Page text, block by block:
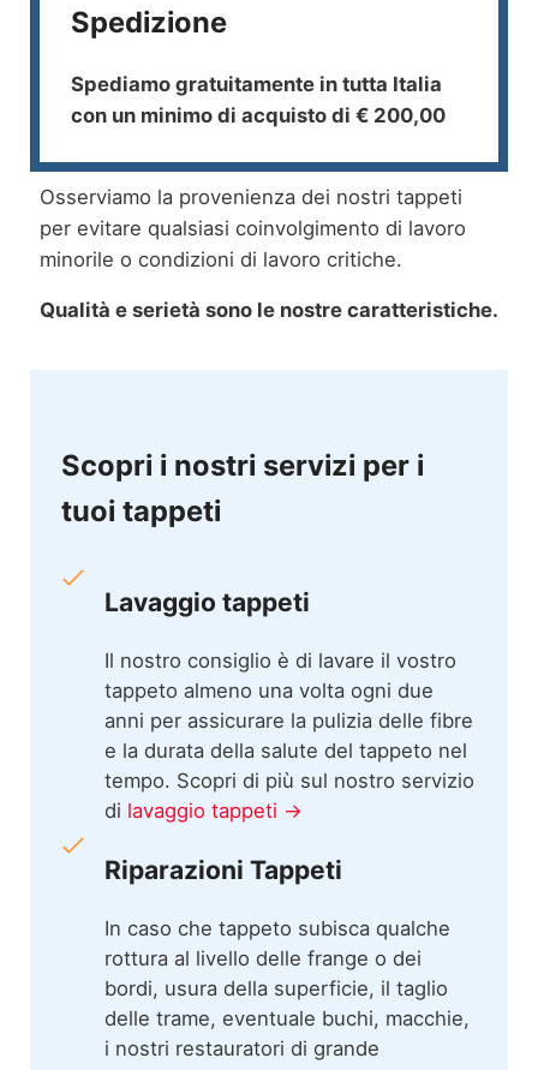
Spedizione
Spediamo gratuitamente in tutta Italia
con un minimo di acquisto di € 200,00
Osserviamo la provenienza dei nostri tappeti
per evitare qualsiasi coinvolgimento di lavoro
minorile o condizioni di lavoro critiche.
Qualità e serietà sono le nostre caratteristiche.
Scopri i nostri servizi per i
tuoi tappeti
Lavaggio tappeti
Il nostro consiglio è di lavare il vostro
tappeto almeno una volta ogni due
anni per assicurare la pulizia delle fibre
e la durata della salute del tappeto nel
tempo. Scopri di più sul nostro servizio
di lavaggio tappeti →
Riparazioni Tappeti
In caso che tappeto subisca qualche
rottura al livello delle frange o dei
bordi, usura della superficie, il taglio
delle trame, eventuale buchi, macchie,
i nostri restauratori di grande